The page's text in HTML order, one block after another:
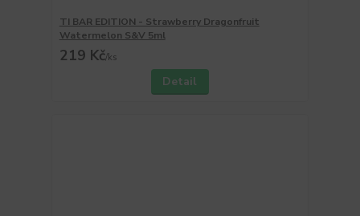
TI BAR EDITION - Strawberry Dragonfruit
Watermelon S&V 5ml
219 Kč/ks
Detail